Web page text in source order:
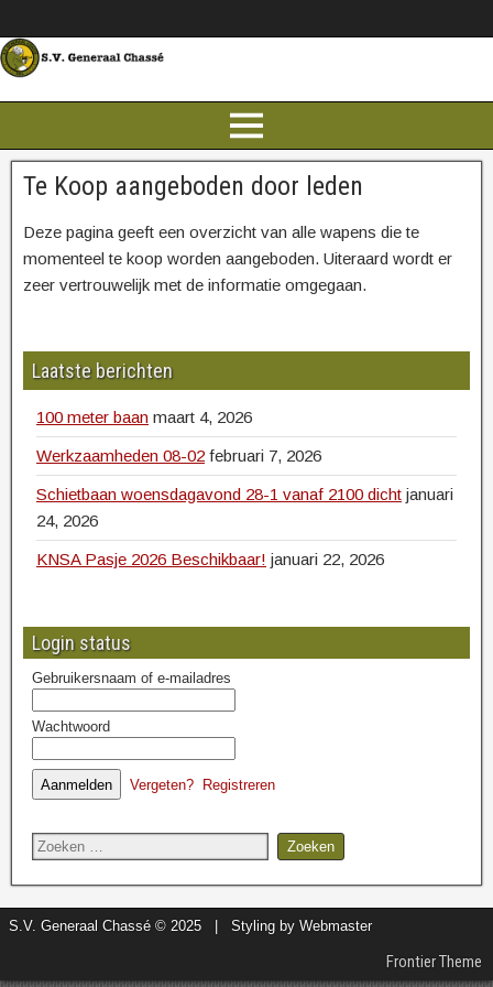
Te Koop aangeboden door leden
Deze pagina geeft een overzicht van alle wapens die te
momenteel te koop worden aangeboden. Uiteraard wordt er
zeer vertrouwelijk met de informatie omgegaan.
Laatste berichten
100 meter baan maart 4, 2026
Werkzaamheden 08-02 februari 7, 2026
Schietbaan woensdagavond 28-1 vanaf 2100 dicht januari
24, 2026
KNSA Pasje 2026 Beschikbaar! januari 22, 2026
Login status
Gebruikersnaam of e-mailadres
Wachtwoord
Vergeten? Registreren
S.V. Generaal Chassé © 2025 | Styling by Webmaster
Frontier Theme